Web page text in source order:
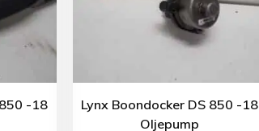
-18
Lynx Boondocker DS 850 -18
Oljepump